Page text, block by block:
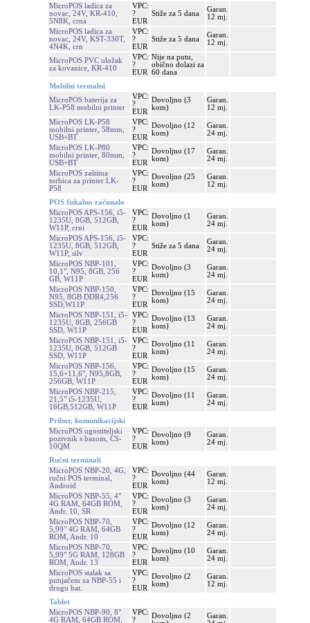
MicroPOS ladica za
novac, 24V, KR-410,
5N8K, crna
VPC:
?
EUR
Stiže za 5 dana
Garan.
12 mj.
MicroPOS ladica za
novac, 24V, KST-330T,
4N4K, crn
VPC:
?
EUR
Stiže za 5 dana
Garan.
12 mj.
MicroPOS PVC uložak
za kovanice, KR-410
VPC:
?
EUR
Nije na putu,
obično dolazi za
60 dana
Mobilni termalni
MicroPOS baterija za
LK-P58 mobilni printer
VPC:
?
EUR
Dovoljno (3
kom)
Garan.
12 mj.
MicroPOS LK-P58
mobilni printer, 58mm,
USB+BT
VPC:
?
EUR
Dovoljno (12
kom)
Garan.
24 mj.
MicroPOS LK-P80
mobilni printer, 80mm,
USB+BT
VPC:
?
EUR
Dovoljno (17
kom)
Garan.
24 mj.
MicroPOS zaštitna
torbica za printer LK-
P58
VPC:
?
EUR
Dovoljno (25
kom)
Garan.
12 mj.
POS fiskalno računalo
MicroPOS APS-156, i5-
1235U, 8GB, 512GB,
W11P, crni
VPC:
?
EUR
Dovoljno (1
kom)
Garan.
24 mj.
MicroPOS APS-156, i5-
1235U, 8GB, 512GB,
W11P, silv
VPC:
?
EUR
Stiže za 5 dana
Garan.
24 mj.
MicroPOS NBP-101,
10,1", N95, 8GB, 256
GB, W11P
VPC:
?
EUR
Dovoljno (3
kom)
Garan.
24 mj.
MicroPOS NBP-150,
N95, 8GB DDR4,256
SSD,W11P
VPC:
?
EUR
Dovoljno (15
kom)
Garan.
24 mj.
MicroPOS NBP-151, i5-
1235U, 8GB, 256GB
SSD, W11P
VPC:
?
EUR
Dovoljno (13
kom)
Garan.
24 mj.
MicroPOS NBP-151, i5-
1235U, 8GB, 512GB
SSD, W11P
VPC:
?
EUR
Dovoljno (11
kom)
Garan.
24 mj.
MicroPOS NBP-156,
15,6+11,6", N95,8GB,
256GB, W11P
VPC:
?
EUR
Dovoljno (15
kom)
Garan.
24 mj.
MicroPOS NBP-215,
21,5" i5-1235U,
16GB,512GB, W11P
VPC:
?
EUR
Dovoljno (11
kom)
Garan.
24 mj.
Pribor, komunikacijski
MicroPOS ugostiteljski
pozivnik s bazom, CS-
10QM
VPC:
?
EUR
Dovoljno (9
kom)
Garan.
24 mj.
Ručni terminali
MicroPOS NBP-20, 4G,
ručni POS terminal,
Android
VPC:
?
EUR
Dovoljno (44
kom)
Garan.
12 mj.
MicroPOS NBP-55, 4"
4G RAM, 64GB ROM,
Andr. 10, SR
VPC:
?
EUR
Dovoljno (3
kom)
Garan.
24 mj.
MicroPOS NBP-70,
5,99" 4G RAM, 64GB
ROM, Andr. 10
VPC:
?
EUR
Dovoljno (12
kom)
Garan.
24 mj.
MicroPOS NBP-70,
5,99" 5G RAM, 128GB
ROM, Andr. 13
VPC:
?
EUR
Dovoljno (10
kom)
Garan.
24 mj.
MicroPOS stalak sa
punjačem za NBP-55 i
drugu bat.
VPC:
?
EUR
Dovoljno (2
kom)
Garan.
12 mj.
Tablet
MicroPOS NBP-90, 8"
4G RAM, 64GB ROM,
VPC:
?
Dovoljno (2
Garan.